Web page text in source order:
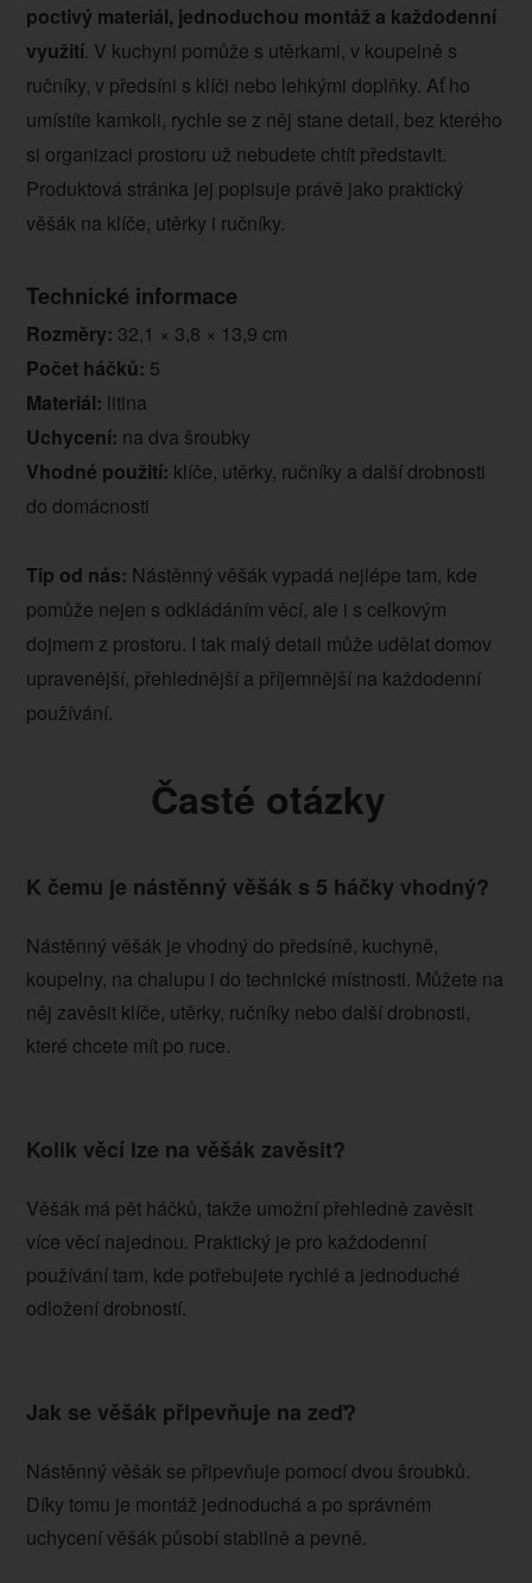
poctivý materiál, jednoduchou montáž a každodenní
využití. V kuchyni pomůže s utěrkami, v koupelně s
ručníky, v předsíni s klíči nebo lehkými doplňky. Ať ho
umístíte kamkoli, rychle se z něj stane detail, bez kterého
si organizaci prostoru už nebudete chtít představit.
Produktová stránka jej popisuje právě jako praktický
věšák na klíče, utěrky i ručníky.
Technické informace
Rozměry: 32,1 × 3,8 × 13,9 cm
Počet háčků: 5
Materiál: litina
Uchycení: na dva šroubky
Vhodné použití: klíče, utěrky, ručníky a další drobnosti
do domácnosti
Tip od nás: Nástěnný věšák vypadá nejlépe tam, kde
pomůže nejen s odkládáním věcí, ale i s celkovým
dojmem z prostoru. I tak malý detail může udělat domov
upravenější, přehlednější a příjemnější na každodenní
používání.
Časté otázky
K čemu je nástěnný věšák s 5 háčky vhodný?
Nástěnný věšák je vhodný do předsíně, kuchyně,
koupelny, na chalupu i do technické místnosti. Můžete na
něj zavěsit klíče, utěrky, ručníky nebo další drobnosti,
které chcete mít po ruce.
Kolik věcí lze na věšák zavěsit?
Věšák má pět háčků, takže umožní přehledně zavěsit
více věcí najednou. Praktický je pro každodenní
používání tam, kde potřebujete rychlé a jednoduché
odložení drobností.
Jak se věšák připevňuje na zeď?
Nástěnný věšák se připevňuje pomocí dvou šroubků.
Díky tomu je montáž jednoduchá a po správném
uchycení věšák působí stabilně a pevně.